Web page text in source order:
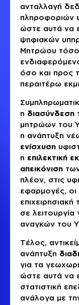
ανταλλαγή
πληροφοριών
ώστε αυτά να
ψηφιακών
Μητρώου
όσο και προς
περαιτέρω
η διασύνδεση
μητρώων του
η ανάπτυξη
ενίσχυση
η επιλεκτική
απεικόνιση
πλέον, στις
εφαρμογές, οι
σε
αναγκών του
Τέλος,
ανάπτυξη
για τα
ώστε αυτά να
στατιστική
ανάλογα με